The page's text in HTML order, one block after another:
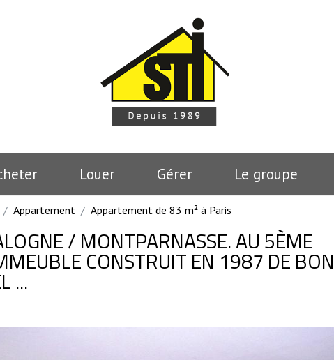
Louer Gérer le groupe
Appartement Appartement de 83 m² à Paris
/ MONTPARNASSE. AU 5ÈME
CONSTRUIT EN 1987 DE BON
...